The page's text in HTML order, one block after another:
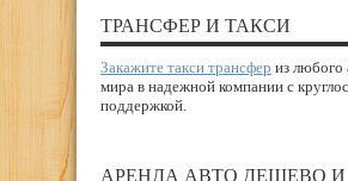
ТРАНСФЕР И ТАКСИ
Закажите такси трансфер из любого
мира в надежной компании с
поддержкой.
АРЕНДА АВТО ДЕШЕВО И